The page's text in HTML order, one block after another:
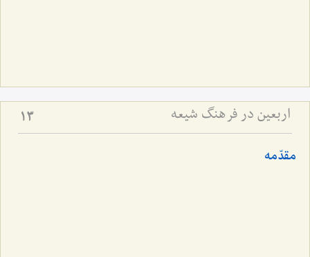
اربعین در فرهنگ شیعه 13
مقدّمه